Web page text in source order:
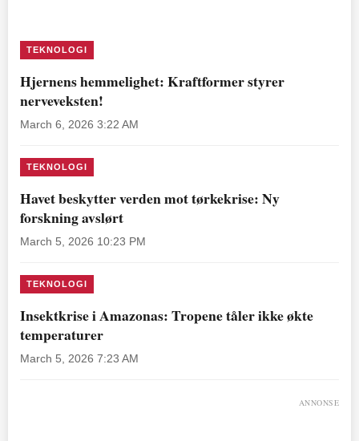
TEKNOLOGI
Hjernens hemmelighet: Kraftformer styrer
nerveveksten!
March 6, 2026 3:22 AM
TEKNOLOGI
Havet beskytter verden mot tørkekrise: Ny
forskning avslørt
March 5, 2026 10:23 PM
TEKNOLOGI
Insektkrise i Amazonas: Tropene tåler ikke økte
temperaturer
March 5, 2026 7:23 AM
ANNONSE